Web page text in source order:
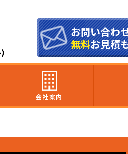
お問い合わ
無料お見積
会社案内